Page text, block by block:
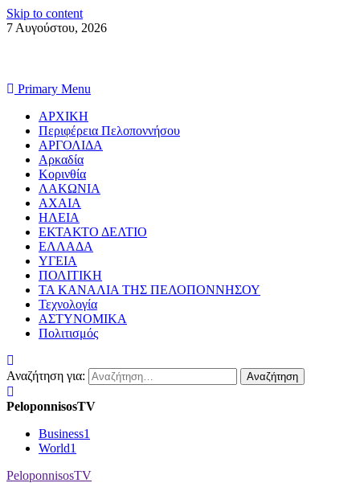
Skip to content
7 Αυγούστου, 2026
Primary Menu
ΑΡΧΙΚΗ
Περιφέρεια Πελοποννήσου
ΑΡΓΟΛΙΔΑ
Αρκαδία
Κορινθία
ΛΑΚΩΝΙΑ
ΑΧΑΙΑ
ΗΛΕΙΑ
ΕΚΤΑΚΤΟ ΔΕΛΤΙΟ
ΕΛΛΑΔΑ
ΥΓΕΙΑ
ΠΟΛΙΤΙΚΗ
ΤΑ ΚΑΝΑΛΙΑ ΤΗΣ ΠΕΛΟΠΟΝΝΗΣΟΥ
Τεχνολογία
ΑΣΤΥΝΟΜΙΚΑ
Πολιτισμός
Αναζήτηση για:
PeloponnisosTV
Business1
World1
PeloponnisosTV